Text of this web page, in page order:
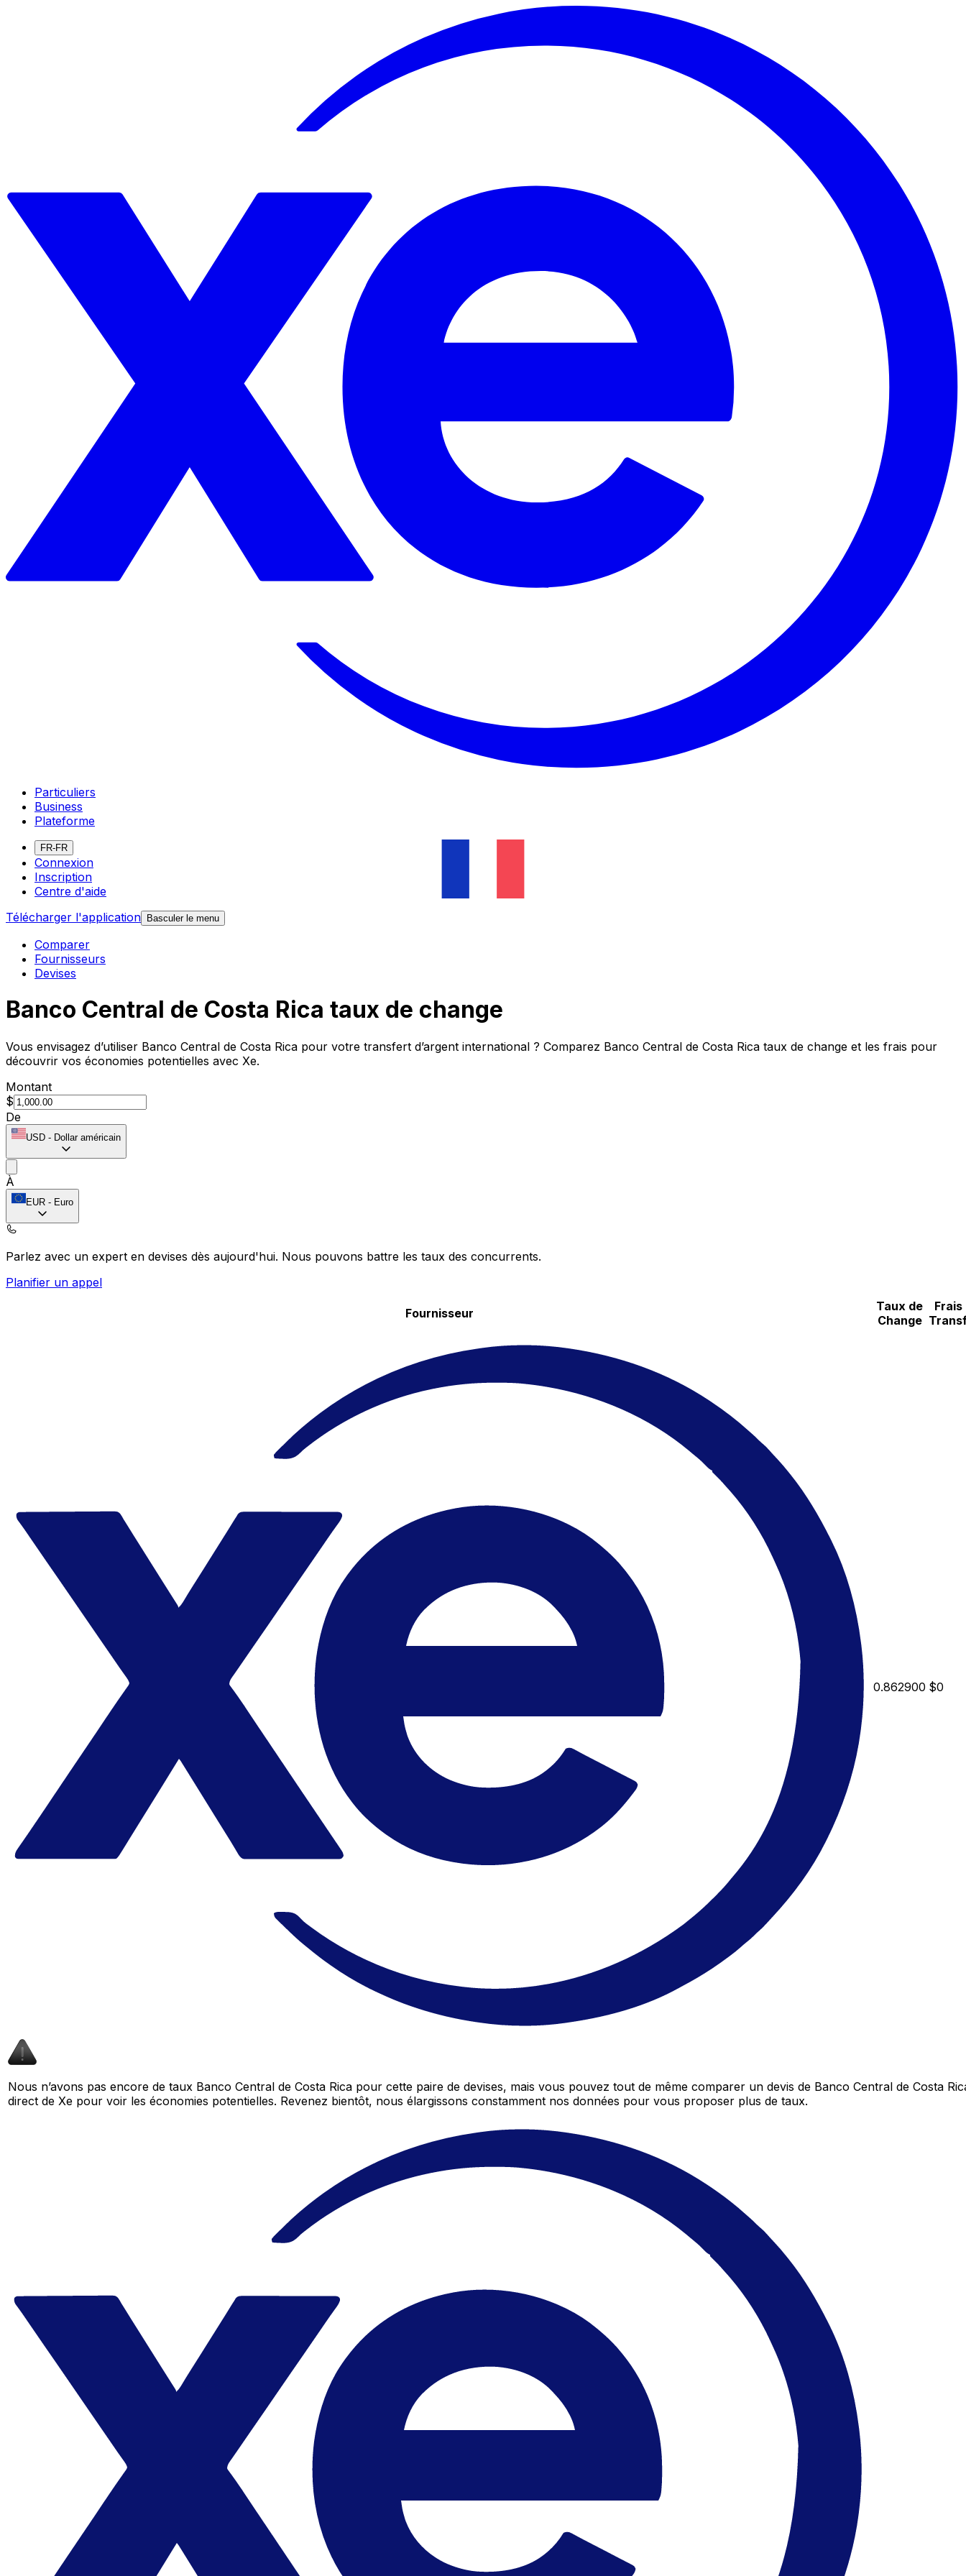
Particuliers
Business
Plateforme
FR-FR
Connexion
Inscription
Centre d'aide
Télécharger l'application Basculer le menu
Comparer
Fournisseurs
Devises
Banco Central de Costa Rica taux de change
Vous envisagez d’utiliser Banco Central de Costa Rica pour votre transfert d’argent international ? Comparez Banco Central de Costa Rica taux de change et les frais pour
découvrir vos économies potentielles avec Xe.
Montant
$
De
USD - Dollar américain
À
EUR - Euro
Parlez avec un expert en devises dès aujourd'hui. Nous pouvons battre les taux des concurrents.
Planifier un appel
Fournisseur
Taux de
Change
Frais
0.862900 $0
Nous n’avons pas encore de taux Banco Central de Costa Rica pour cette paire de devises, mais vous pouvez tout de même comparer un devis de Banco Central de Costa
direct de Xe pour voir les économies potentielles. Revenez bientôt, nous élargissons constamment nos données pour vous proposer plus de taux.